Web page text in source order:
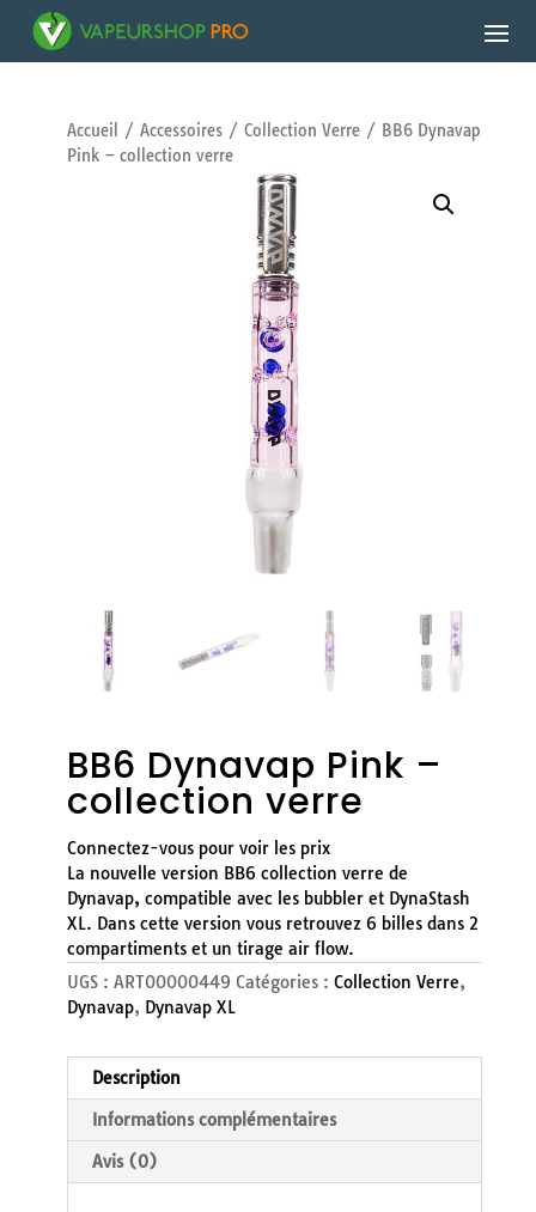
Accueil / Accessoires/ Collection Verre/ BB6 Dynavap
Pink – collection verre
BB6 Dynavap Pink –
collection verre
Connectez-vous pour voir les prix
La nouvelle version BB6 collection verre de
Dynavap, compatible avec les bubbler et DynaStash
XL. Dans cette version vous retrouvez 6 billes dans 2
compartiments et un tirage air flow.
UGS : ART00000449 Catégories : Collection Verre,
Dynavap, Dynavap XL
Description
Informations complémentaires
Avis (0)